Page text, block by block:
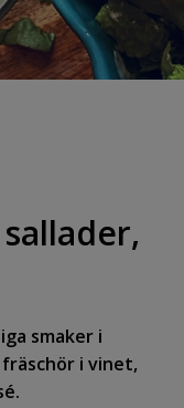
smaker i
i vinet,